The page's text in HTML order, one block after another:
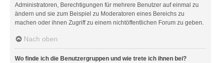
Administratoren, Berechtigungen für mehrere Benutzer auf einmal zu
ändern und sie zum Beispiel zu Moderatoren eines Bereichs zu
machen oder ihnen Zugriff zu einem nichtöffentlichen Forum zu geben.
Nach oben
Wo finde ich die Benutzergruppen und wie trete ich ihnen bei?